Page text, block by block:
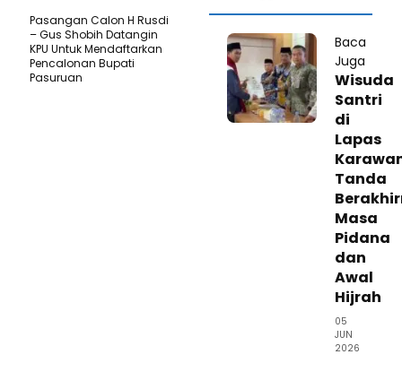
Baca
Juga
Wisuda
Santri
di
Lapas
Tanda
Masa
Pidana
dan
Awal
Hijrah
05
JUN
2026
Pasangan Calon H Rusdi
– Gus Shobih Datangin
KPU Untuk Mendaftarkan
Pencalonan Bupati
Pasuruan